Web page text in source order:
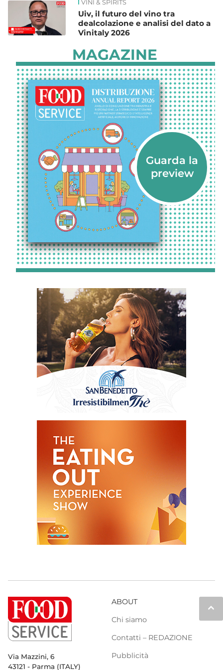
VINI & SPIRITS
Uiv, il futuro del vino tra
dealcolazione e analisi del dato a
Vinitaly 2026
MAGAZINE
keyboard_arrow_up
Via Mazzini, 6
43121 - Parma (ITALY)
ABOUT
Chi siamo
Contatti – REDAZIONE
Pubblicità